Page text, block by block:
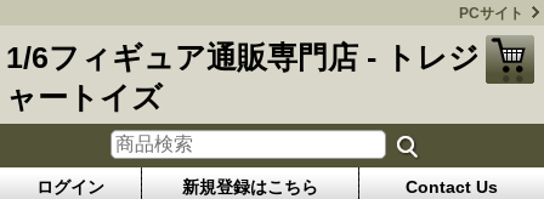
PCサイト
1/6フィギュア通販専門店 - トレジ
ャートイズ
ログイン 新規登録はこちら Contact Us